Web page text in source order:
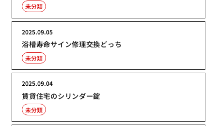
未分類
浴槽寿命サイン修理交換どっち
2025.09.05
未分類
賃貸住宅のシリンダー錠
2025.09.04
未分類